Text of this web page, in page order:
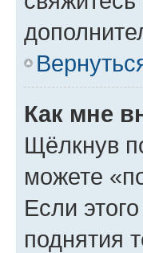
Как мне
Щёлкнув
можете
Если
поднятия